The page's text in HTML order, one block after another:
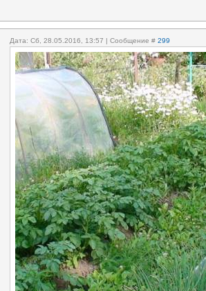
Дата: Сб, 28.05.2016, 13:57 | Сообщение # 299